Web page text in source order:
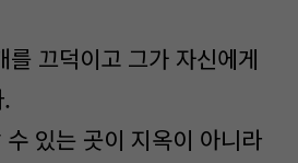
를 끄덕이고 그가 자신에게
있는 곳이 지옥이 아니라